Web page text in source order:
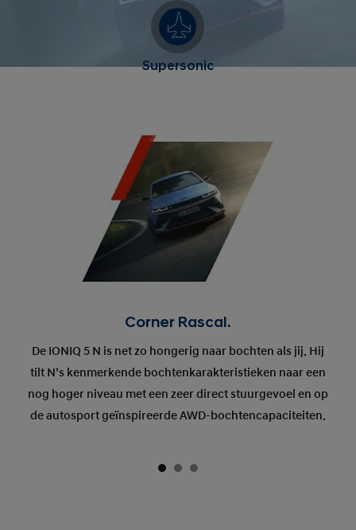
Supersonic
Corner Rascal.
De IONIQ 5 N is net zo hongerig naar bochten als jij. Hij
tilt N’s kenmerkende bochtenkarakteristieken naar een
nog hoger niveau met een zeer direct stuurgevoel en op
de autosport geïnspireerde AWD-bochtencapaciteiten.